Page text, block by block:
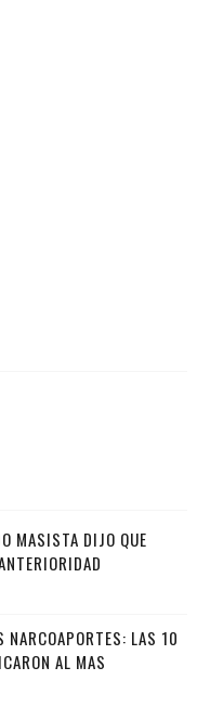
MASISTA DIJO QUE
NARCOAPORTES: LAS 10
AL MAS